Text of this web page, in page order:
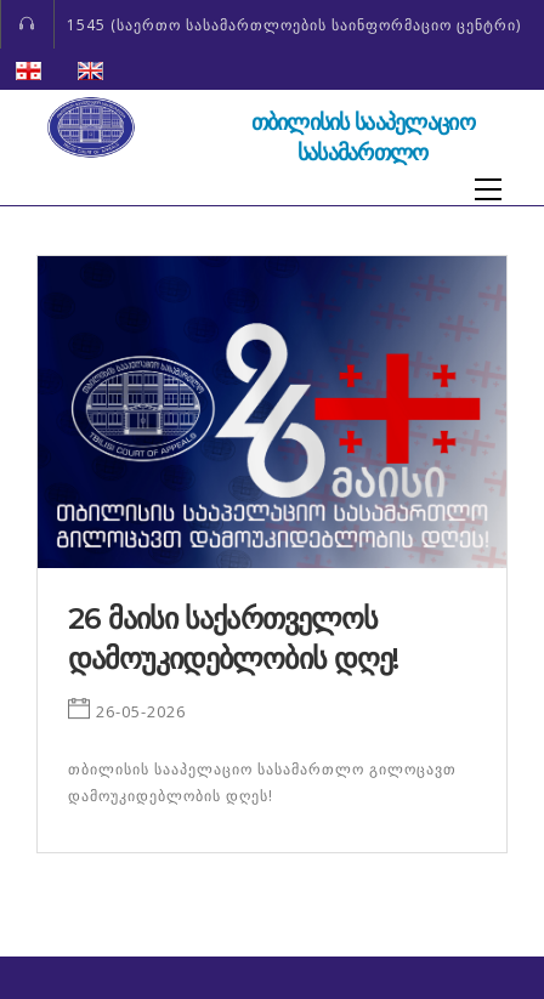
1545 (საერთო სასამართლოების საინფორმაციო ცენტრი)
ᲗᲑᲘᲚᲘᲡᲘᲡ ᲡᲐᲐᲞᲔᲚᲐᲪᲘᲝ
ᲡᲐᲡᲐᲛᲐᲠᲗᲚᲝ
26 ᲛᲐᲘᲡᲘ ᲡᲐᲥᲐᲠᲗᲕᲔᲚᲝᲡ
ᲓᲐᲛᲝᲣᲙᲘᲓᲔᲑᲚᲝᲑᲘᲡ ᲓᲦᲔ!
26-05-2026
თბილისის სააპელაციო სასამართლო გილოცავთ
დამოუკიდებლობის დღეს!